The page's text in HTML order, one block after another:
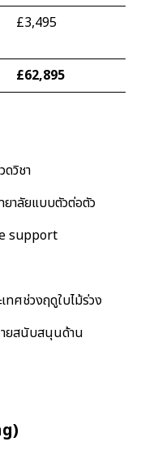
£3,495
£62,895
ดวิชา
าลัยแบบตัวต่อตัว
support
ทศช่วงฤดูใบไม้ร่วง
ยสนับสนุนด้าน